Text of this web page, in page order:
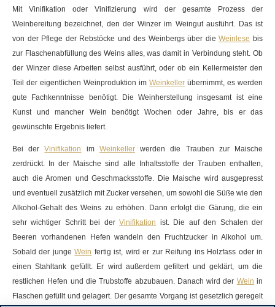
MitVinifikation oder Vinifizierung wird der gesamte Prozess der
Weinbereitung bezeichnet, den der Winzer im Weingut ausführt. Das ist
von der Pflege der Rebstöcke und des Weinbergs über dieWeinlese bis
zur Flaschenabfüllung des Weins alles, was damit in Verbindung steht. Ob
der Winzer diese Arbeiten selbst ausführt, oder ob ein Kellermeister den
Teil der eigentlichen Weinproduktion im Weinkeller übernimmt, es werden
gute Fachkenntnisse benötigt. Die Weinherstellung insgesamt ist eine
Kunst und mancher Wein benötigt Wochen oder Jahre, bis er das
gewünschte Ergebnis liefert.
Bei derVinifikation im Weinkellerwerden die Trauben zur Maische
zerdrückt. In der Maische sind alle Inhaltsstoffe der Trauben enthalten,
auch die Aromen und Geschmacksstoffe. Die Maische wird ausgepresst
und eventuell zusätzlich mit Zucker versehen, um sowohl die Süße wie den
Alkohol-Gehalt des Weins zu erhöhen. Dann erfolgt die Gärung, die ein
sehr wichtiger Schritt bei derVinifikation ist. Die auf den Schalen der
Beeren vorhandenen Hefen wandeln den Fruchtzucker in Alkohol um.
Sobald der jungeWein fertig ist, wird er zur Reifung ins Holzfass oder in
einen Stahltank gefüllt. Er wird außerdem gefiltert und geklärt, um die
restlichen Hefen und die Trubstoffe abzubauen. Danach wird der Wein in
Flaschen gefüllt und gelagert. Der gesamte Vorgang ist gesetzlich geregelt